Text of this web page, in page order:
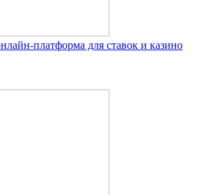
платформа для ставок и казино